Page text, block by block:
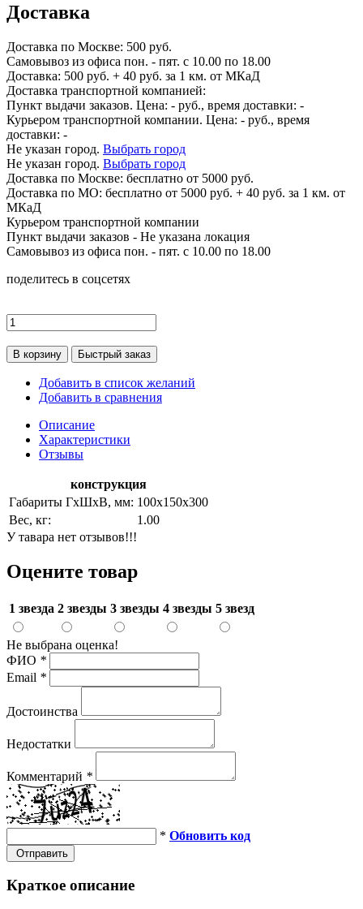
Доставка
Доставка по Москве: 500 руб.
Самовывоз из офиса пон. - пят. с 10.00 по 18.00
Доставка: 500 руб. + 40 руб. за 1 км. от МКаД
Доставка транспортной компанией:
Пункт выдачи заказов. Цена: - руб., время доставки: -
Курьером транспортной компании. Цена: - руб., время
доставки: -
Не указан город. Выбрать город
Не указан город. Выбрать город
Доставка по Москве: бесплатно от 5000 руб.
Доставка по МО: бесплатно от 5000 руб. + 40 руб. за 1 км. от
МКаД
Курьером транспортной компании
Пункт выдачи заказов - Не указана локация
Самовывоз из офиса пон. - пят. с 10.00 по 18.00
поделитесь в соцсетях
В корзину Быстрый заказ
Добавить в список желаний
Добавить в сравнения
Описание
Характеристики
Отзывы
конструкция
Габариты ГхШхВ, мм: 100х150х300
Вес, кг:
1.00
У тавара нет отзывов!!!
Оцените товар
1 звезда 2 звезды 3 звезды 4 звезды 5 звезд
Не выбрана оценка!
ФИО *
Email *
Достоинства
Недостатки
Комментарий *
* Обновить код
Отправить
Краткое описание